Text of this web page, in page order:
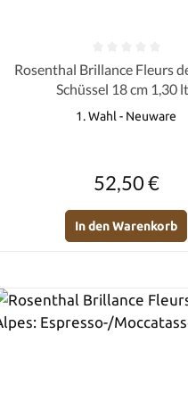
Durchschnittliche
Rosenthal Brillance Fleurs des Alpes:
Schüssel 18 cm 1,30
1. Wahl - Neuware
52,50 €
In den Warenkorb